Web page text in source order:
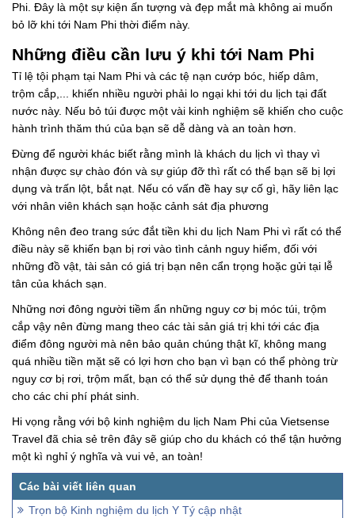
Phi. Đây là một sự kiện ấn tượng và đẹp mắt mà không ai muốn
bỏ lỡ khi tới Nam Phi thời điểm này.
Những điều cần lưu ý khi tới Nam Phi
Tỉ lệ tội phạm tại Nam Phi và các tệ nạn cướp bóc, hiếp dâm,
trộm cắp,... khiến nhiều người phải lo ngại khi tới du lịch tại đất
nước này. Nếu bỏ túi được một vài kinh nghiệm sẽ khiến cho cuộc
hành trình thăm thú của bạn sẽ dễ dàng và an toàn hơn.
Đừng để người khác biết rằng mình là khách du lịch vì thay vì
nhận được sự chào đón và sự giúp đỡ thì rất có thể bạn sẽ bị lợi
dụng và trấn lột, bắt nạt. Nếu có vấn đề hay sự cố gì, hãy liên lạc
với nhân viên khách sạn hoặc cảnh sát địa phương
Không nên đeo trang sức đắt tiền khi du lịch Nam Phi vì rất có thể
điều này sẽ khiến bạn bị rơi vào tình cảnh nguy hiểm, đối với
những đồ vật, tài sản có giá trị bạn nên cẩn trọng hoặc gửi tại lễ
tân của khách sạn.
Những nơi đông người tiềm ẩn những nguy cơ bị móc túi, trộm
cắp vậy nên đừng mang theo các tài sản giá trị khi tới các địa
điểm đông người mà nên bảo quản chúng thật kĩ, không mang
quá nhiều tiền mặt sẽ có lợi hơn cho bạn vì bạn có thể phòng trừ
nguy cơ bị rơi, trộm mất, bạn có thể sử dụng thẻ để thanh toán
cho các chi phí phát sinh.
Hi vọng rằng với bộ kinh nghiệm du lịch Nam Phi của Vietsense
Travel đã chia sẻ trên đây sẽ giúp cho du khách có thể tận hưởng
một kì nghỉ ý nghĩa và vui vẻ, an toàn!
Trọn bộ Kinh nghiệm du lịch Y Tý cập nhật